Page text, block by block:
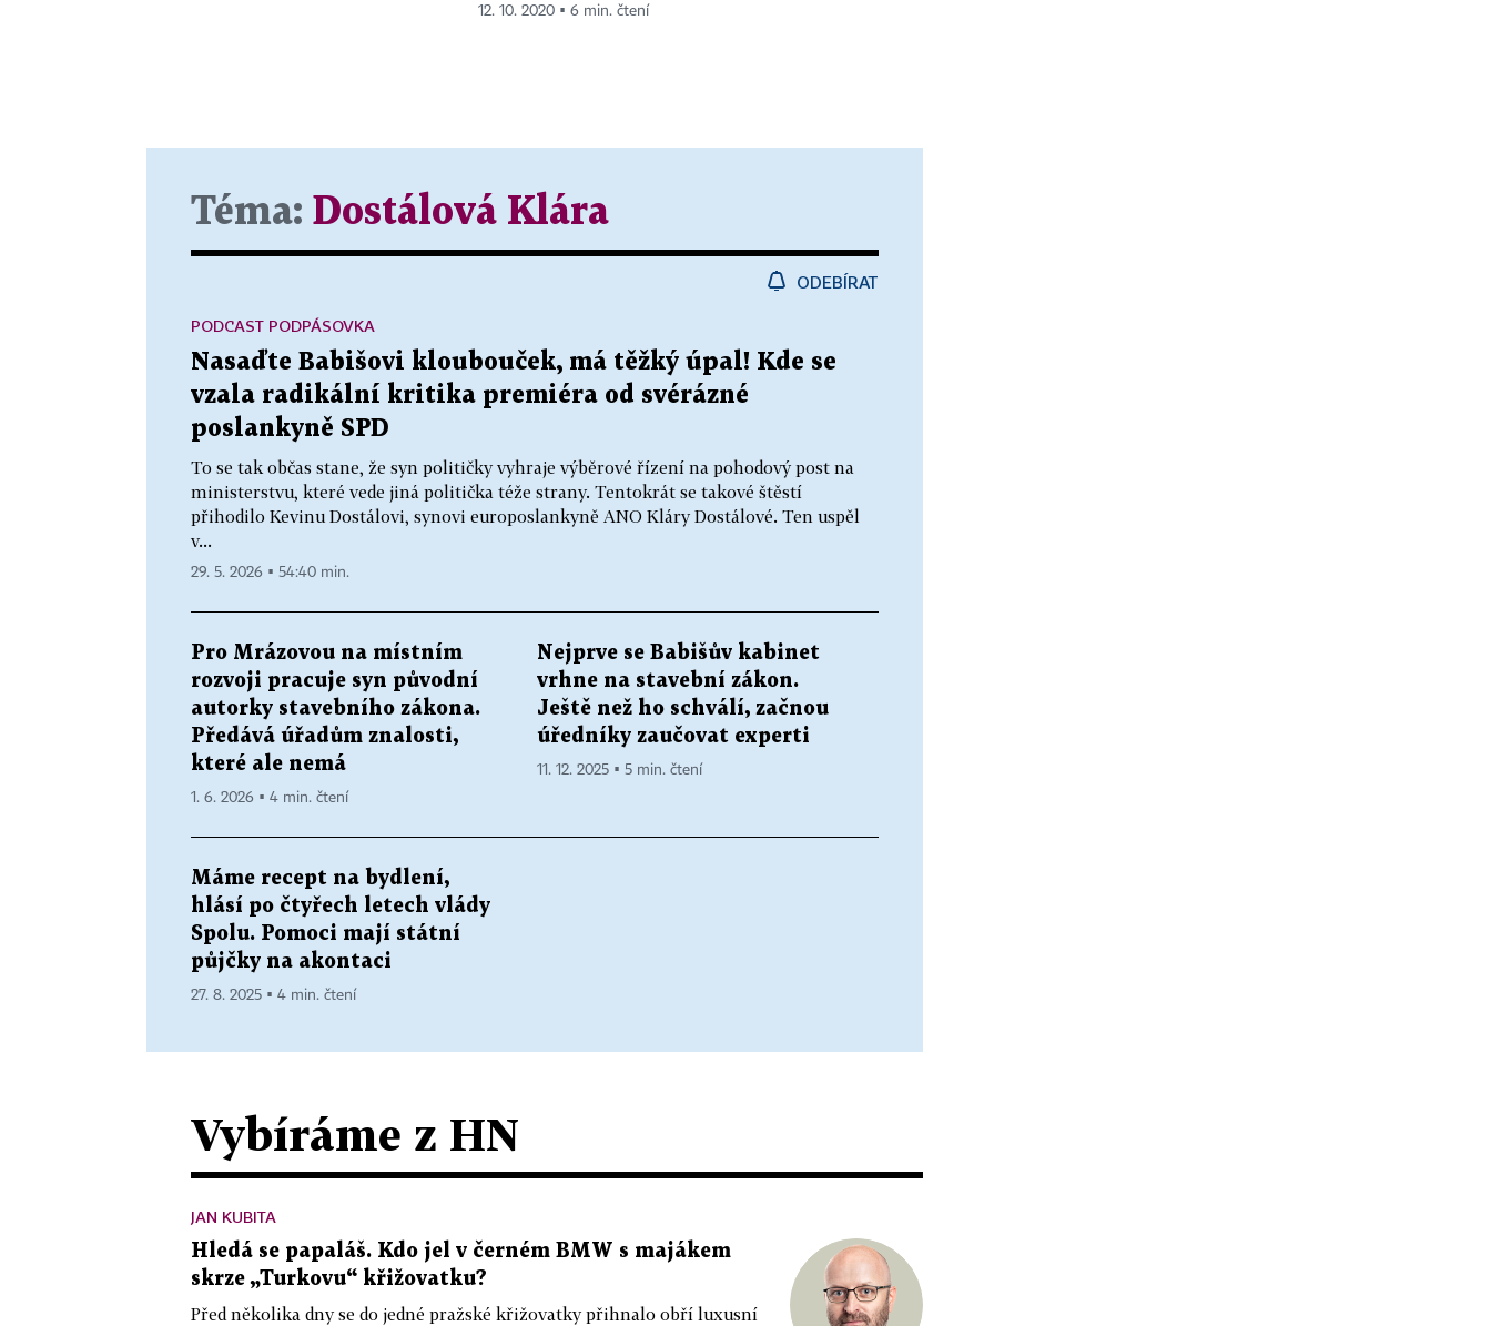
12. 10. 2020 ▪ 6 min. čtení
Téma: Dostálová Klára
ODEBÍRAT
Nasaďte Babišovi kloubouček, má těžký úpal! Kde se
vzala radikální kritika premiéra od svérázné
poslankyně SPD
To se tak občas stane, že syn političky vyhraje výběrové řízení na pohodový post na
ministerstvu, které vede jiná politička téže strany. Tentokrát se takové štěstí
přihodilo Kevinu Dostálovi, synovi europoslankyně ANO Kláry Dostálové. Ten uspěl
v...
PODCAST PODPÁSOVKA
29. 5. 2026 ▪ 54:40 min.
Pro Mrázovou na místním
rozvoji pracuje syn původní
autorky stavebního zákona.
Předává úřadům znalosti,
které ale nemá
1. 6. 2026 ▪ 4 min. čtení
Nejprve se Babišův kabinet
vrhne na stavební zákon.
Ještě než ho schválí, začnou
úředníky zaučovat experti
11. 12. 2025 ▪ 5 min. čtení
Máme recept na bydlení,
hlásí po čtyřech letech vlády
Spolu. Pomoci mají státní
půjčky na akontaci
27. 8. 2025 ▪ 4 min. čtení
Vybíráme z HN
JAN KUBITA
Hledá se papaláš. Kdo jel v černém BMW s majákem
skrze „Turkovu“ křižovatku?
Před několika dny se do jedné pražské křižovatky přihnalo obří luxusní